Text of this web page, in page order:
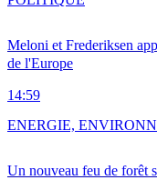
Meloni et Frederiksen
de l'Europe
14:59
Un nouveau feu de forêt
ENERGIE,